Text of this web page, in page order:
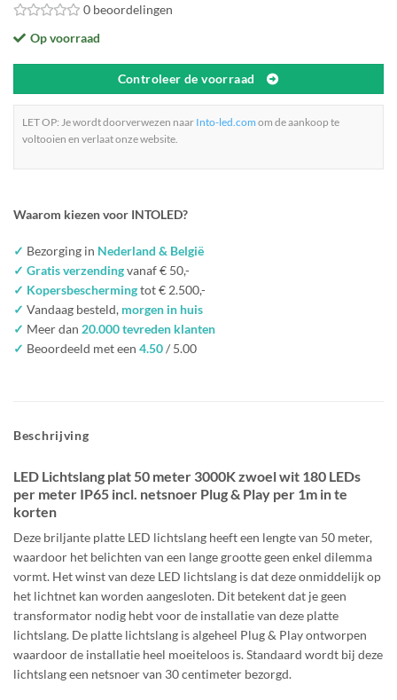
0 beoordelingen
Op voorraad
Controleer de voorraad
LET OP: Je wordt doorverwezen naar Into-led.com om de aankoop te
voltooien en verlaat onze website.
Waarom kiezen voor INTOLED?
✓ Bezorging in Nederland & België
✓ Gratis verzendingvanaf € 50,-
✓ Kopersbeschermingtot € 2.500,-
✓ Vandaag besteld, morgen in huis
✓ Meer dan 20.000 tevreden klanten
✓ Beoordeeld met een 4.50/ 5.00
Beschrijving
LED Lichtslang plat 50 meter 3000K zwoel wit 180 LEDs
per meter IP65 incl. netsnoer Plug & Play per 1m in te
korten
Deze briljante platte LED lichtslang heeft een lengte van 50 meter,
waardoor het belichten van een lange grootte geen enkel dilemma
vormt. Het winst van deze LED lichtslang is dat deze onmiddelijk op
het lichtnet kan worden aangesloten. Dit betekent dat je geen
transformator nodig hebt voor de installatie van deze platte
lichtslang. De platte lichtslang is algeheel Plug & Play ontworpen
waardoor de installatie heel moeiteloos is. Standaard wordt bij deze
lichtslang een netsnoer van 30 centimeter bezorgd.